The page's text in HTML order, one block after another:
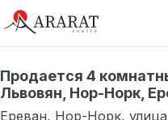
Продается 4
Львовян, Нор-Норк,
Ереван, Нор-Норк,